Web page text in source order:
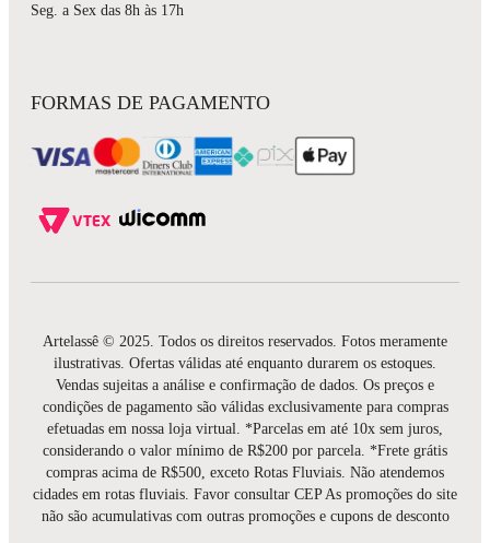
Seg. a Sex das 8h às 17h
FORMAS DE PAGAMENTO
Artelassê © 2025. Todos os direitos reservados. Fotos meramente
ilustrativas. Ofertas válidas até enquanto durarem os estoques.
Vendas sujeitas a análise e confirmação de dados. Os preços e
condições de pagamento são válidas exclusivamente para compras
efetuadas em nossa loja virtual. *Parcelas em até 10x sem juros,
considerando o valor mínimo de R$200 por parcela. *Frete grátis
compras acima de R$500, exceto Rotas Fluviais. Não atendemos
cidades em rotas fluviais. Favor consultar CEP As promoções do site
não são acumulativas com outras promoções e cupons de desconto